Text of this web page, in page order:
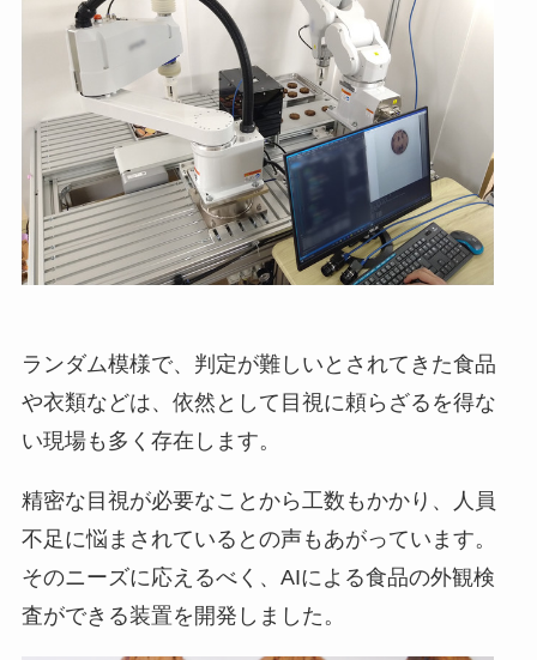
ランダム模様で、判定が難しいとされてきた食品
や衣類などは、依然として目視に頼らざるを得な
い現場も多く存在します。
精密な目視が必要なことから工数もかかり、人員
不足に悩まされているとの声もあがっています。
そのニーズに応えるべく、AIによる食品の外観検
査ができる装置を開発しました。